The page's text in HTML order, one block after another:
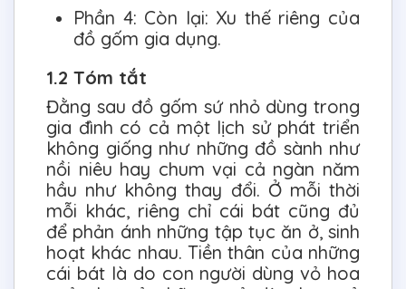
Phần 4: Còn lại: Xu thế riêng của
đồ gốm gia dụng.
1.2 Tóm tắt
Đằng sau đồ gốm sứ nhỏ dùng trong
gia đình có cả một lịch sử phát triển
không giống như những đồ sành như
nồi niêu hay chum vại cả ngàn năm
hầu như không thay đổi. Ở mỗi thời
mỗi khác, riêng chỉ cái bát cũng đủ
để phản ánh những tập tục ăn ở, sinh
hoạt khác nhau. Tiền thân của những
cái bát là do con người dùng vỏ hoa